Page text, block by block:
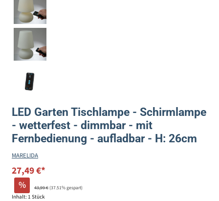
LED Garten Tischlampe - Schirmlampe
- wetterfest - dimmbar - mit
Fernbedienung - aufladbar - H: 26cm
MARELIDA
27,49 €*
% 43,99 €(37.51% gespart)
Inhalt: 1 Stück